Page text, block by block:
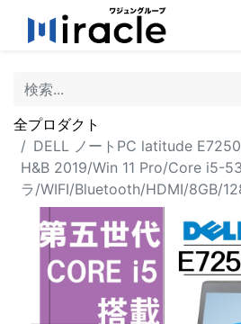
全プロダクト
DELL ノートPC latitude
H&B 2019/Win 11 Pro/Core i5-
ラ/WIFI/Bluetooth/HDMI/8GB/